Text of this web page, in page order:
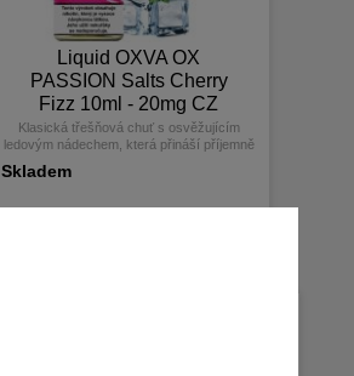
Liquid OXVA OX
PASSION Salts Cherry
Fizz 10ml - 20mg CZ
Klasická třešňová chuť s osvěžujícím
ledovým nádechem, která přináší příjemně
Skladem